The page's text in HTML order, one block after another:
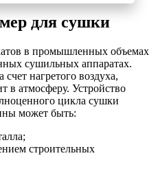
для сушки
в промышленных объемах
сушильных аппаратах.
нагретого воздуха,
в атмосферу. Устройство
цикла сушки
может быть:
строительных